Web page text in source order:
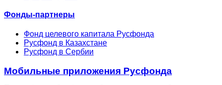
Фонды-партнеры
Фонд целевого капитала Русфонда
Русфонд в Казахстане
Русфонд в Сербии
Мобильные приложения Русфонда